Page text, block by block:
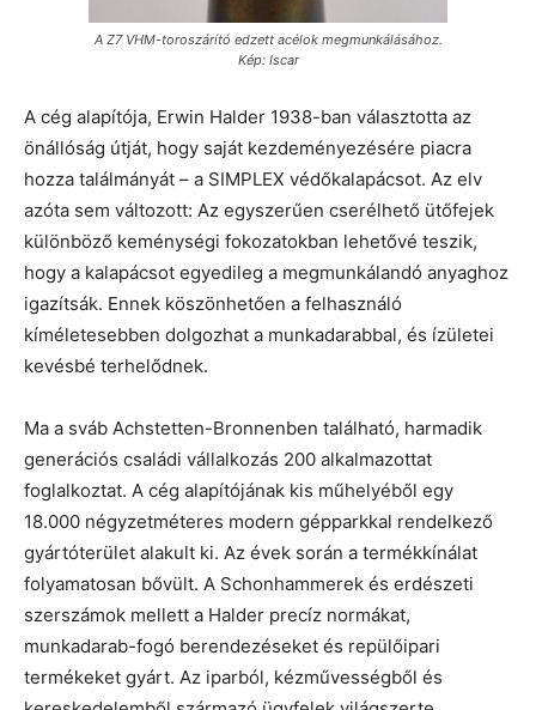
A Z7 VHM-toroszárító edzett acélok megmunkálásához.
Kép: Iscar
A cég alapítója, Erwin Halder 1938-ban választotta az
önállóság útját, hogy saját kezdeményezésére piacra
hozza találmányát – a SIMPLEX védőkalapácsot. Az elv
azóta sem változott: Az egyszerűen cserélhető ütőfejek
különböző keménységi fokozatokban lehetővé teszik,
hogy a kalapácsot egyedileg a megmunkálandó anyaghoz
igazítsák. Ennek köszönhetően a felhasználó
kíméletesebben dolgozhat a munkadarabbal, és ízületei
kevésbé terhelődnek.
Ma a sváb Achstetten-Bronnenben található, harmadik
generációs családi vállalkozás 200 alkalmazottat
foglalkoztat. A cég alapítójának kis műhelyéből egy
18.000 négyzetméteres modern gépparkkal rendelkező
gyártóterület alakult ki. Az évek során a termékkínálat
folyamatosan bővült. A Schonhammerek és erdészeti
szerszámok mellett a Halder precíz normákat,
munkadarab-fogó berendezéseket és repülőipari
termékeket gyárt. Az iparból, kézművességből és